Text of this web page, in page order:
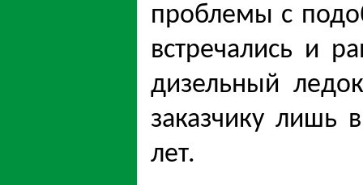
проблемы с
встречались и
дизельный
заказчику лишь
лет.